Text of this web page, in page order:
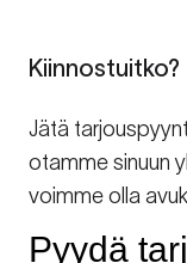
Kiinnostuitko?
Jätä
otamme sinuun
voimme olla